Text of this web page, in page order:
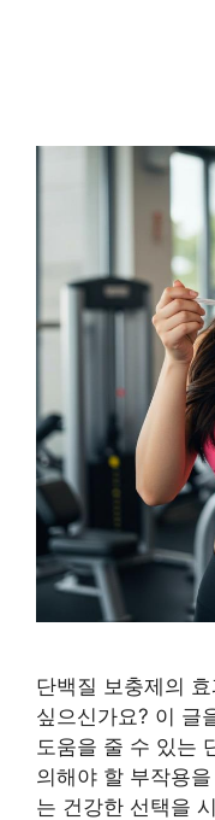
단백질 보충제의
싶으신가요? 이 글
도움을 줄 수 있는
의해야 할 부작용
는 건강한 선택을